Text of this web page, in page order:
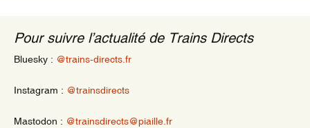
Pour suivre l’actualité de Trains Directs
Bluesky : @trains-directs.fr
Instagram : @trainsdirects
Mastodon : @trainsdirects@piaille.fr